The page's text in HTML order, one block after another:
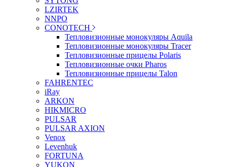
LZIRTEK
NNPO
CONOTECH
Тепловизионные монокуляры Aquila
Тепловизионные монокуляры Tracer
Тепловизионные прицелы Polaris
Тепловизионные очки Pharos
Тепловизионные прицелы Talon
FAHRENTEC
iRay
ARKON
HIKMICRO
PULSAR
PULSAR AXION
Venox
Levenhuk
FORTUNA
YUKON